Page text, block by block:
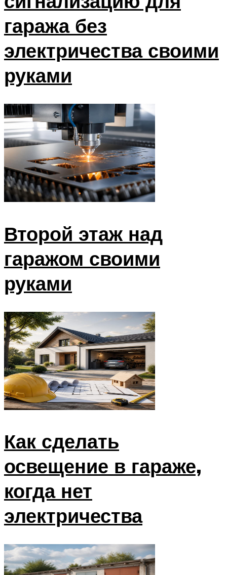
гаража без
электричества своими
руками
Второй этаж над
гаражом своими
руками
Как сделать
освещение в гараже,
когда нет
электричества